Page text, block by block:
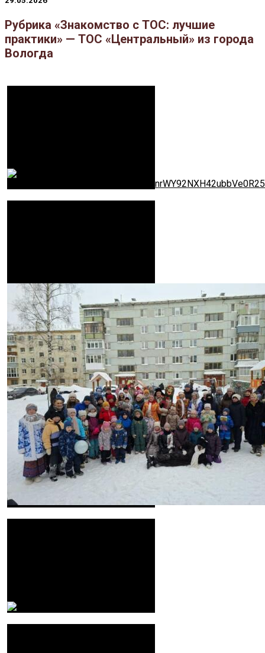
Рубрика «Знакомство с ТОС: лучшие
практики» — ТОС «Центральный» из города
Вологда